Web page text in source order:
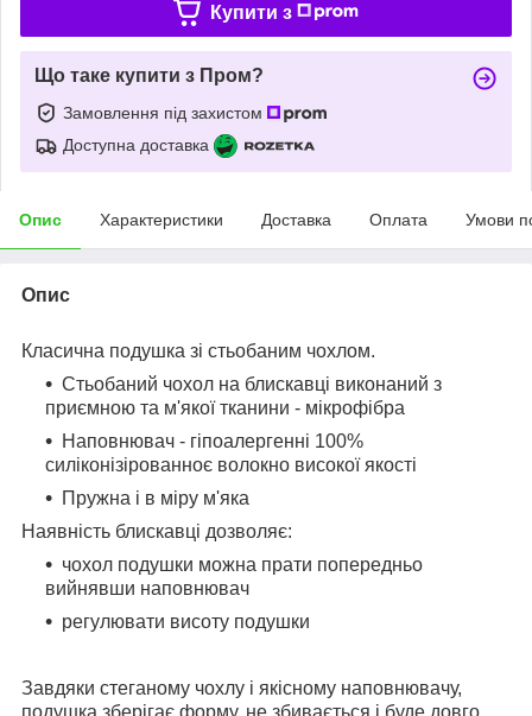
Купити з
Що таке купити з Пром?
Замовлення під захистом
Доступна доставка
Опис Характеристики Доставка Оплата Умови
Опис
Класична подушка зі стьобаним чохлом.
Стьобаний чохол на блискавці виконаний з
приємною та м'якої тканини - мікрофібра
Наповнювач - гіпоалергенні 100%
силіконізірованноє волокно високої якості
Пружна і в міру м'яка
Наявність блискавці дозволяє:
чохол подушки можна прати попередньо
вийнявши наповнювач
регулювати висоту подушки
Завдяки стеганому чохлу і якісному наповнювачу,
подушка зберігає форму, не збивається і буде довго